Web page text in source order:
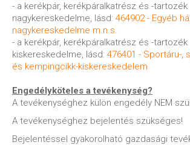
- a kerékpár, kerékpáralkatrész és -tartozék
nagykereskedelme, lásd: 464902 - Egyéb
nagykereskedelme m.n.s.
- a kerékpár, kerékpáralkatrész és -tartozék
kiskereskedelme, lásd: 476401 - Sportáru-,
és kempingcikk-kiskereskedelem
Engedélyköteles a tevékenység?
A tevékenységhez külön engedély NEM
A tevékenységhez bejelentés szükséges!
Bejelentéssel gyakorolható gazdasági